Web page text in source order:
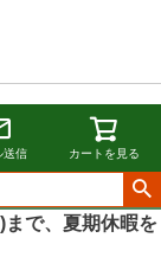
送信 カートを見る
で、夏期休暇を